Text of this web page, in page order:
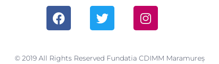
© 2019 All Rights Reserved Fundatia CDIMM Maramureș